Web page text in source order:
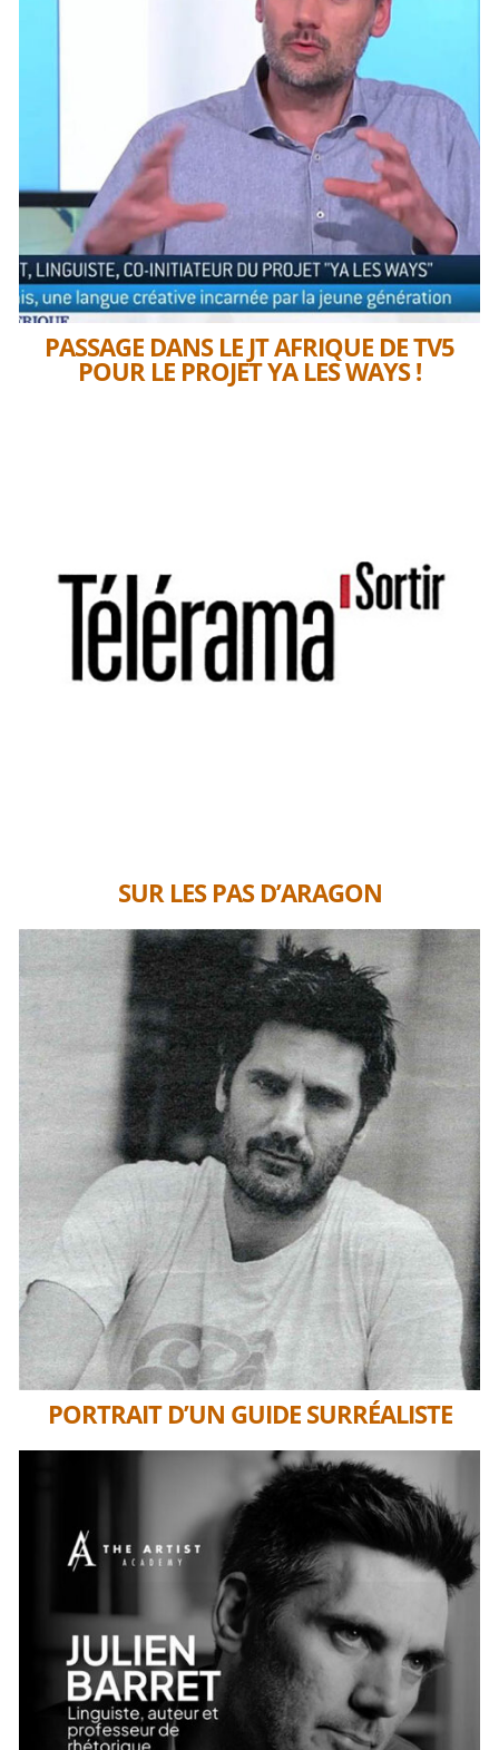
PASSAGE DANS LE JT AFRIQUE DE TV5
POUR LE PROJET YA LES WAYS !
SUR LES PAS D’ARAGON
PORTRAIT D’UN GUIDE SURRÉALISTE